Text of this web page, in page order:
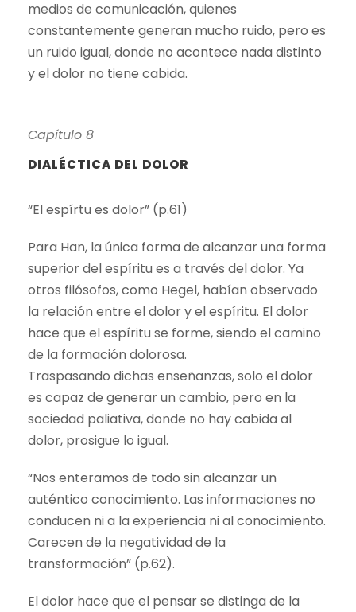
medios de comunicación, quienes
constantemente generan mucho ruido, pero es
un ruido igual, donde no acontece nada distinto
y el dolor no tiene cabida.
Capítulo 8
DIALÉCTICA DEL DOLOR
“El espírtu es dolor” (p.61)
Para Han, la única forma de alcanzar una forma
superior del espíritu es a través del dolor. Ya
otros filósofos, como Hegel, habían observado
la relación entre el dolor y el espíritu. El dolor
hace que el espíritu se forme, siendo el camino
de la formación dolorosa.
Traspasando dichas enseñanzas, solo el dolor
es capaz de generar un cambio, pero en la
sociedad paliativa, donde no hay cabida al
dolor, prosigue lo igual.
“Nos enteramos de todo sin alcanzar un
auténtico conocimiento. Las informaciones no
conducen ni a la experiencia ni al conocimiento.
Carecen de la negatividad de la
transformación” (p.62).
El dolor hace que el pensar se distinga de la